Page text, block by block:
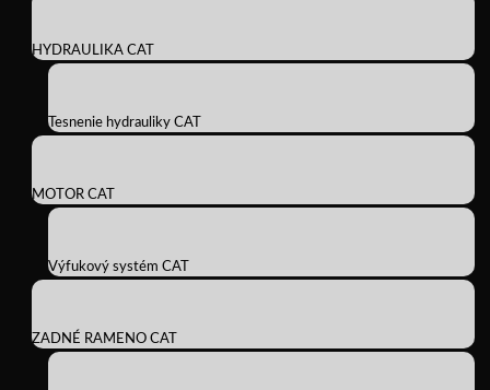
HYDRAULIKA CAT
Tesnenie hydrauliky CAT
MOTOR CAT
Výfukový systém CAT
ZADNÉ RAMENO CAT